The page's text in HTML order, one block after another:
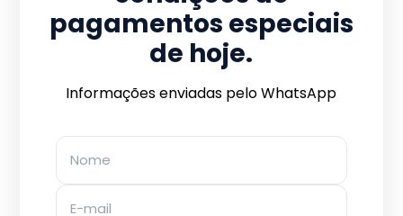
pagamentos especiais
de hoje.
Informações enviadas pelo WhatsApp